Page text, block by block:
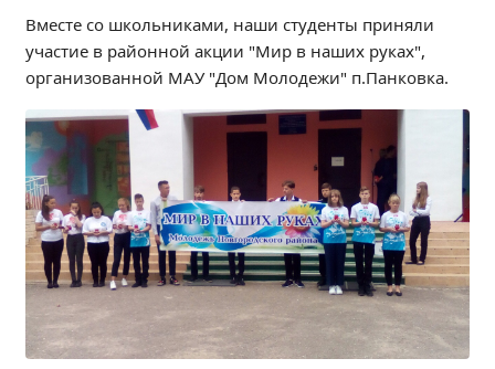
Наблюдательный совет
Информация
Независимая оценка качества
Профориентация
Обращения онлайн
Контакты
Региональный центр по профилактике ДДТТ
Учебно-производственный комплекс
Центр карьеры
Противодействие коррупции
Вместе со школьниками, наши студенты приняли
участие в районной акции "Мир в наших руках",
организованной МАУ "Дом Молодежи" п.Панковка.